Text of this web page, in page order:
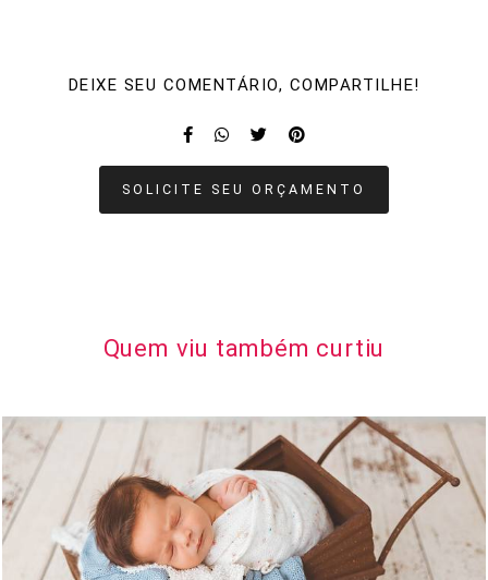
DEIXE SEU COMENTÁRIO, COMPARTILHE!
SOLICITE SEU ORÇAMENTO
Quem viu também curtiu